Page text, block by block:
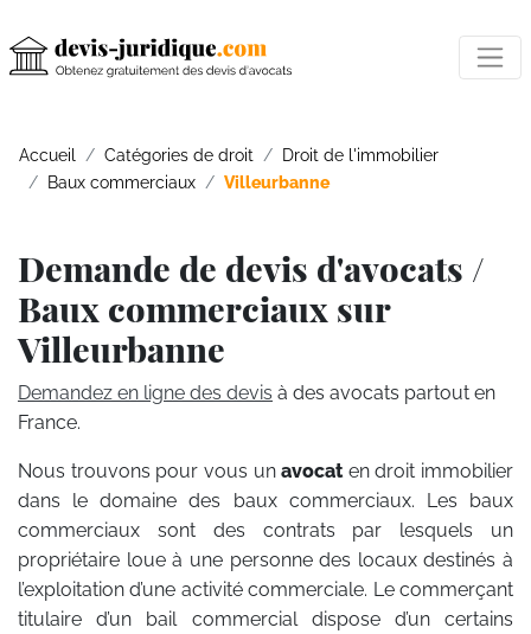
Accueil Catégories de droit
Droit de l'immobilier
Baux commerciaux
Villeurbanne
Demande de devis d'avocats /
Baux commerciaux sur
Villeurbanne
Demandez en ligne des devis à des avocats partout en
France.
Nous trouvons pour vous unavocat en droit immobilier
dans le domaine des baux commerciaux. Les baux
commerciaux sont des contrats par lesquels un
propriétaire loue à une personne des locaux destinés à
l’exploitation d’une activité commerciale. Le commerçant
titulaire d’un bail commercial dispose d’un certains